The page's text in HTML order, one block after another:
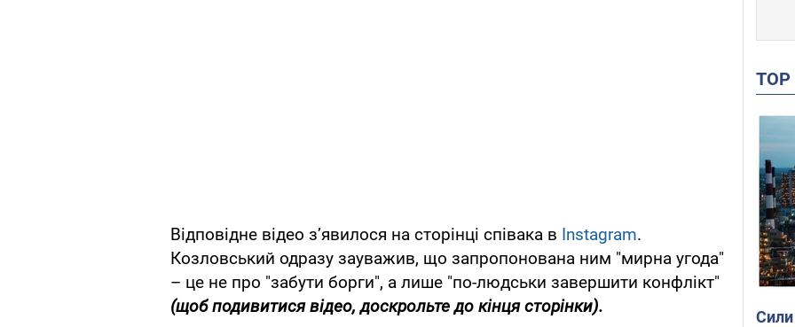
Відповідне відео зʼявилося на сторінці співака в Instagram.
Козловський одразу зауважив, що запропонована ним "мирна угода"
– це не про "забути борги", а лише "по-людськи завершити конфлікт"
(щоб подивитися відео, доскрольте до кінця сторінки).